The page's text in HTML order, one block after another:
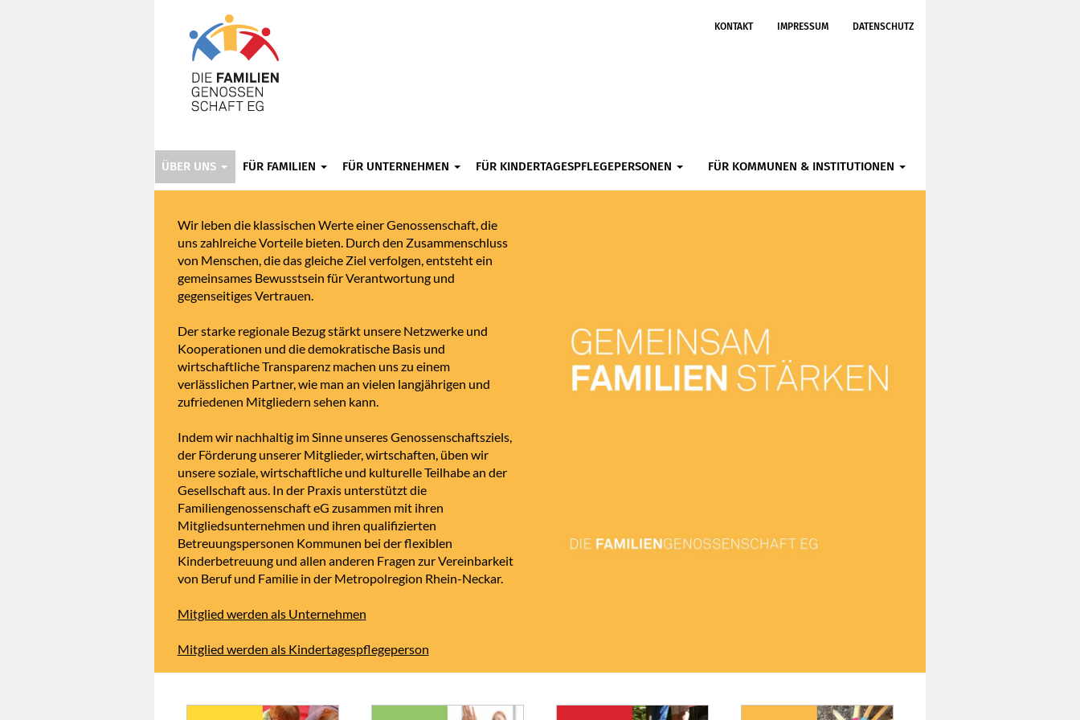
KONTAKT IMPRESSUM DATENSCHUTZ
ÜBER UNS FÜR FAMILIEN FÜR UNTERNEHMEN FÜR KINDERTAGESPFLEGEPERSONEN FÜR KOMMUNEN & INSTITUTIONEN
Wir leben die klassischen Werte einer Genossenschaft, die
uns zahlreiche Vorteile bieten. Durch den Zusammenschluss
von Menschen, die das gleiche Ziel verfolgen, entsteht ein
gemeinsames Bewusstsein für Verantwortung und
gegenseitiges Vertrauen.
Der starke regionale Bezug stärkt unsere Netzwerke und
Kooperationen und die demokratische Basis und
wirtschaftliche Transparenz machen uns zu einem
verlässlichen Partner, wie man an vielen langjährigen und
zufriedenen Mitgliedern sehen kann.
Indem wir nachhaltig im Sinne unseres Genossenschaftsziels,
der Förderung unserer Mitglieder, wirtschaften, üben wir
unsere soziale, wirtschaftliche und kulturelle Teilhabe an der
Gesellschaft aus. In der Praxis unterstützt die
Familiengenossenschaft eG zusammen mit ihren
Mitgliedsunternehmen und ihren qualifizierten
Betreuungspersonen Kommunen bei der flexiblen
Kinderbetreuung und allen anderen Fragen zur Vereinbarkeit
von Beruf und Familie in der Metropolregion Rhein-Neckar.
Mitglied werden als Unternehmen
Mitglied werden als Kindertagespflegeperson